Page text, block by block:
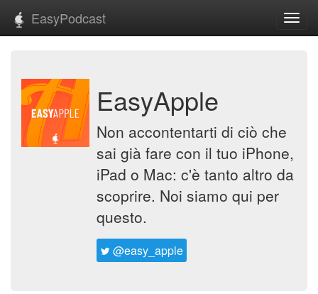
EasyPodcast
EasyApple
Non accontentarti di ciò che
sai già fare con il tuo iPhone,
iPad o Mac: c'è tanto altro da
scoprire. Noi siamo qui per
questo.
@easy_apple